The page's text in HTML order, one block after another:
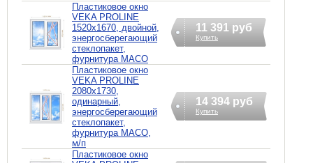
Пластиковое окно
VEKA PROLINE
1520х1670, двойной,
энергосберегающий
стеклопакет,
фурнитура MACO
11 391 руб
Купить
Пластиковое окно
VEKA PROLINE
2080х1730,
одинарный,
энергосберегающий
стеклопакет,
фурнитура MACO,
м/п
14 394 руб
Купить
Пластиковое окно